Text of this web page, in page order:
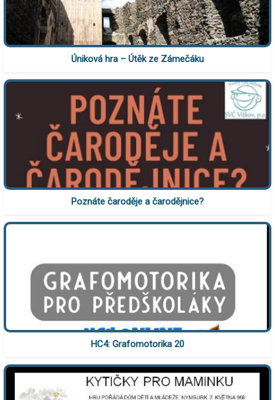
Úniková hra – Útěk ze Zámečáku
Poznáte čaroděje a čarodějnice?
HC4: Grafomotorika 20